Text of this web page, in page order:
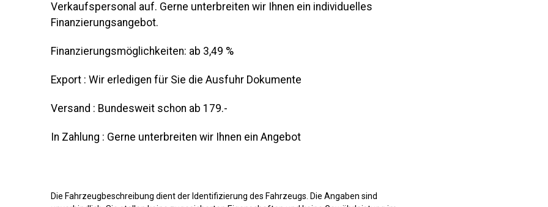
Verkaufspersonal auf. Gerne unterbreiten wir Ihnen ein individuelles
Finanzierungsangebot.
Finanzierungsmöglichkeiten: ab 3,49 %
Export : Wir erledigen für Sie die Ausfuhr Dokumente
Versand : Bundesweit schon ab 179.-
In Zahlung : Gerne unterbreiten wir Ihnen ein Angebot
Die Fahrzeugbeschreibung dient der Identifizierung des Fahrzeugs. Die Angaben sind